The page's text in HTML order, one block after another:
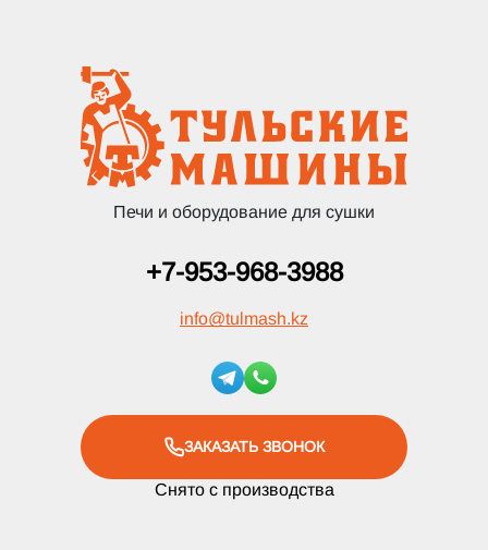
Печи и оборудование для сушки
+7-953-968-3988
info@tulmash.kz
ЗАКАЗАТЬ ЗВОНОК
Снято с производства